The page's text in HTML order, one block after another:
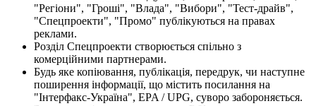
"Регіони", "Гроші", "Влада", "Вибори", "Тест-драйв",
"Спецпроекти", "Промо" публікуються на правах
реклами.
Розділ Спецпроекти створюється спільно з
комерційними партнерами.
Будь яке копіювання, публікація, передрук, чи наступне
поширення інформації, що містить посилання на
"Інтерфакс-Україна", EPA / UPG, суворо забороняється.